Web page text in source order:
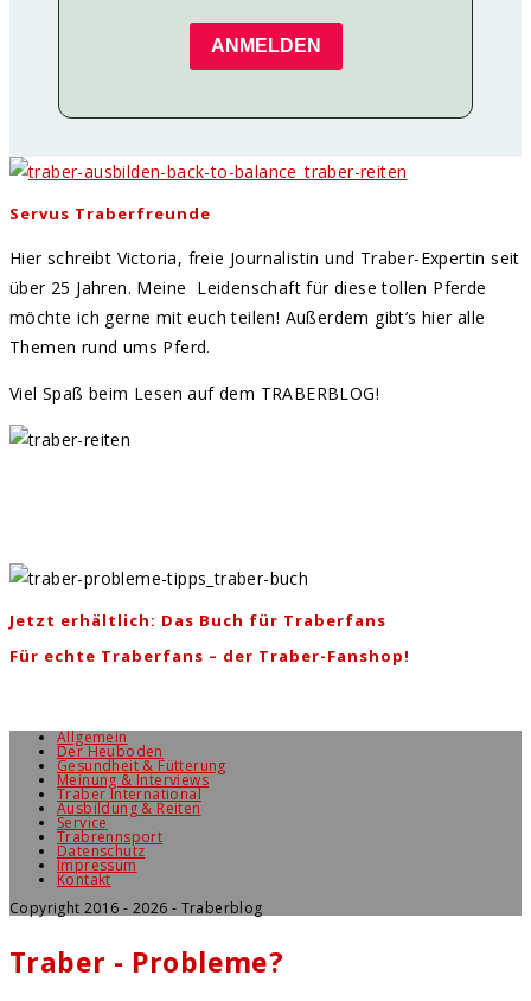
ANMELDEN
Servus Traberfreunde
Hier schreibt Victoria, freie Journalistin und Traber-Expertin seit
über 25 Jahren. Meine Leidenschaft für diese tollen Pferde
möchte ich gerne mit euch teilen! Außerdem gibt’s hier alle
Themen rund ums Pferd.
Viel Spaß beim Lesen auf dem TRABERBLOG!
Jetzt erhältlich: Das Buch für Traberfans
Für echte Traberfans – der Traber-Fanshop!
Allgemein
Der Heuboden
Gesundheit & Fütterung
Meinung & Interviews
Traber International
Ausbildung & Reiten
Service
Trabrennsport
Datenschutz
Impressum
Kontakt
Copyright 2016 - 2026 - Traberblog
Traber - Probleme?